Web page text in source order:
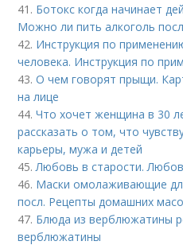
41. Ботокс когда начинает
Можно ли пить алкоголь
42. Инструкция по
человека. Инструкция по
43.О чем говорят прыщи.
на лице
44.Что хочет женщина в 30
рассказать о том, что
карьеры, мужа и детей
45. Любовь в старости.
46. Маски омолаживающие
посл. Рецепты домашних
47. Блюда из верблюжатины
верблюжатины